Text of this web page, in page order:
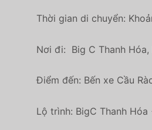
Thời gian di chuyển:
Nơi đi: Big C Thanh
Điểm đến: Bến xe Cầu
Lộ trình: BigC Thanh